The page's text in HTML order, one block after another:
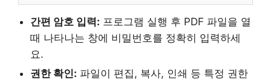
간편 암호 입력: 프로그램 실행 후 PDF 파일을 열
때 나타나는 창에 비밀번호를 정확히 입력하세
요.
권한 확인: 파일이 편집, 복사, 인쇄 등 특정 권한